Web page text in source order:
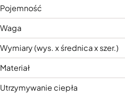
Pojemność
Waga
Wymiary (wys. x średnica x szer.)
Materiał
Utrzymywanie ciepła